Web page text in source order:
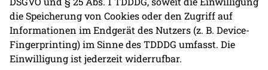
die Speicherung von Cookies oder den Zugriff auf
Informationen im Endgerät des Nutzers (z. B. Device-
Fingerprinting) im Sinne des TDDDG umfasst. Die
Einwilligung ist jederzeit widerrufbar.